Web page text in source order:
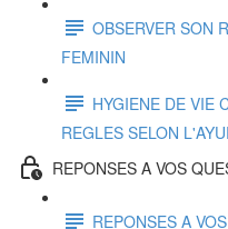
OBSERVER SON
FEMININ
HYGIENE DE VIE
REGLES SELON
REPONSES A VOS
REPONSES A